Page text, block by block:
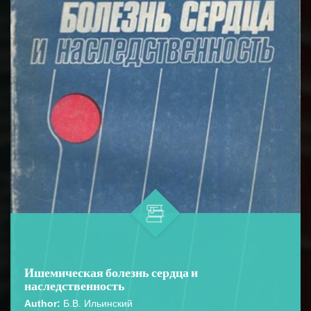
Ишемическая болезнь сердца и
наследственность
Author: Б.В. Ильинский